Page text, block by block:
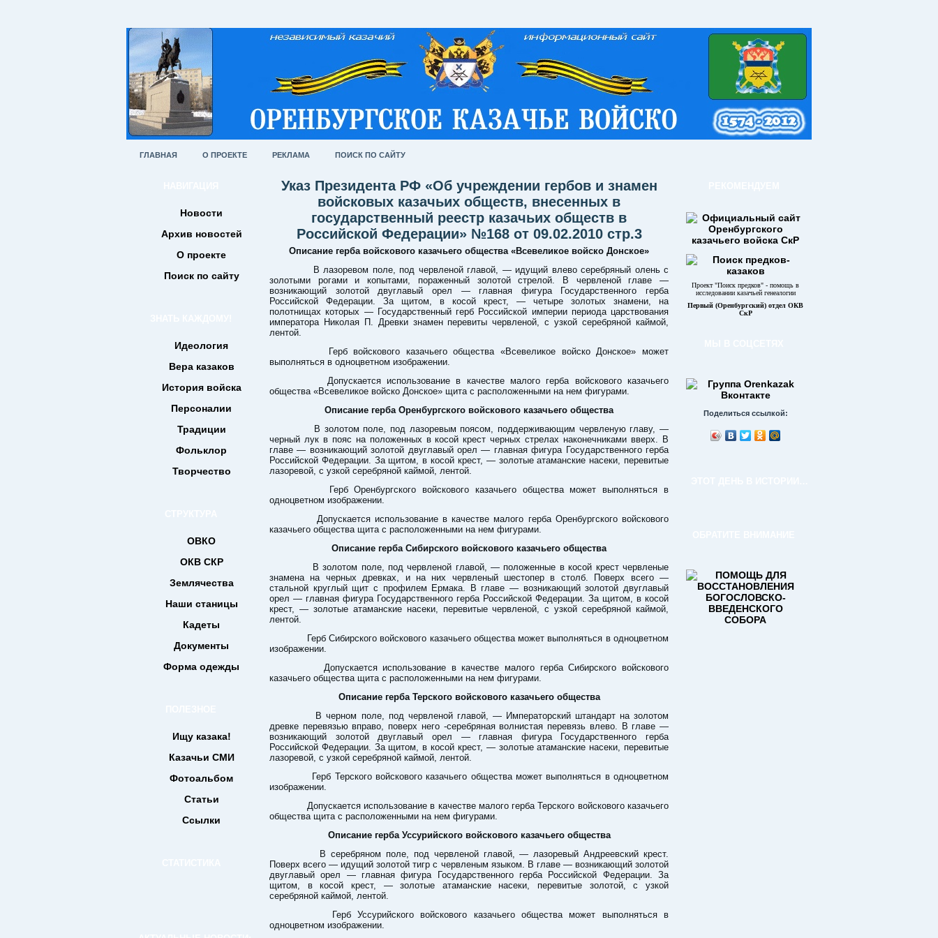
ГЛАВНАЯ О ПРОЕКТЕ РЕКЛАМА ПОИСК ПО САЙТУ
Новости
Архив новостей
О проекте
Поиск по сайту
Идеология
Вера казаков
История войска
Персоналии
Традиции
Фольклор
Творчество
ОВКО
ОКВ СКР
Землячества
Наши станицы
Кадеты
Документы
Форма одежды
Ищу казака!
Казачьи СМИ
Фотоальбом
Статьи
Ссылки
Указ Президента РФ «Об учреждении гербов и знамен
войсковых казачьих обществ, внесенных в
государственный реестр казачьих обществ в
Российской Федерации» №168 от 09.02.2010 стр.3
Описание герба войскового казачьего общества «Всевеликое войско Донское»
В лазоревом поле, под червленой главой, — идущий влево серебряный олень с
золотыми рогами и копытами, пораженный золотой стрелой. В червленой главе —
возникающий золотой двуглавый орел — главная фигура Государственного герба
Российской Федерации. За щитом, в косой крест, — четыре золотых знамени, на
полотнищах которых — Государственный герб Российской империи периода царствования
императора Николая П. Древки знамен перевиты червленой, с узкой серебряной каймой,
лентой.
Герб войскового казачьего общества «Всевеликое войско Донское» может
выполняться в одноцветном изображении.
Допускается использование в качестве малого герба войскового казачьего
общества «Всевеликое войско Донское» щита с расположенными на нем фигурами.
Описание герба Оренбургского войскового казачьего общества
В золотом поле, под лазоревым поясом, поддерживающим червленую главу, —
черный лук в пояс на положенных в косой крест черных стрелах наконечниками вверх. В
главе — возникающий золотой двуглавый орел — главная фигура Государственного герба
Российской Федерации. За щитом, в косой крест, — золотые атаманские насеки, перевитые
лазоревой, с узкой серебряной каймой, лентой.
Герб Оренбургского войскового казачьего общества может выполняться в
одноцветном изображении.
Допускается использование в качестве малого герба Оренбургского войскового
казачьего общества щита с расположенными на нем фигурами.
Описание герба Сибирского войскового казачьего общества
В золотом поле, под червленой главой, — положенные в косой крест червленые
знамена на черных древках, и на них червленый шестопер в столб. Поверх всего —
стальной круглый щит с профилем Ермака. В главе — возникающий золотой двуглавый
орел — главная фигура Государственного герба Российской Федерации. За щитом, в косой
крест, — золотые атаманские насеки, перевитые червленой, с узкой серебряной каймой,
лентой.
Герб Сибирского войскового казачьего общества может выполняться в одноцветном
изображении.
Допускается использование в качестве малого герба Сибирского войскового
казачьего общества щита с расположенными на нем фигурами.
Описание герба Терского войскового казачьего общества
В черном поле, под червленой главой, — Императорский штандарт на золотом
древке перевязью вправо, поверх него -серебряная волнистая перевязь влево. В главе —
возникающий золотой двуглавый орел — главная фигура Государственного герба
Российской Федерации. За щитом, в косой крест, — золотые атаманские насеки, перевитые
лазоревой, с узкой серебряной каймой, лентой.
Герб Терского войскового казачьего общества может выполняться в одноцветном
изображении.
Допускается использование в качестве малого герба Терского войскового казачьего
общества щита с расположенными на нем фигурами.
Описание герба Уссурийского войскового казачьего общества
В серебряном поле, под червленой главой, — лазоревый Андреевский крест.
Поверх всего — идущий золотой тигр с червленым языком. В главе — возникающий золотой
двуглавый орел — главная фигура Государственного герба Российской Федерации. За
щитом, в косой крест, — золотые атаманские насеки, перевитые золотой, с узкой
серебряной каймой, лентой.
Герб Уссурийского войскового казачьего общества может выполняться в
одноцветном изображении.
Проект "Поиск предков" - помощь в
исследовании казачьей генеалогии
Первый (Оренбургский) отдел ОКВ
СкР
Поделиться ссылкой: